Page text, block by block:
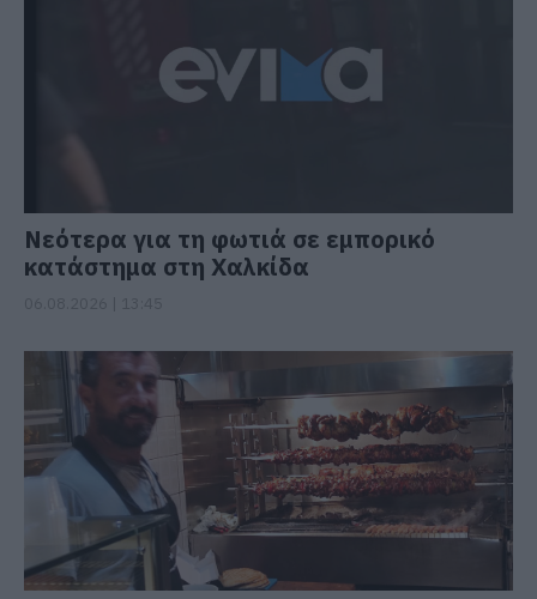
Νεότερα για τη φωτιά σε εμπορικό
κατάστημα στη Χαλκίδα